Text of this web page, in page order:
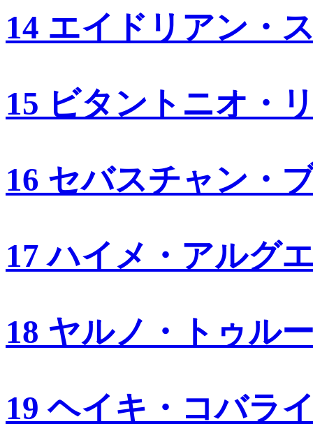
14 エイドリアン・
15 ビタントニオ・
16 セバスチャン・
17 ハイメ・アルグ
18 ヤルノ・トゥル
19 ヘイキ・コバラ